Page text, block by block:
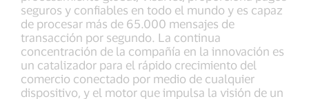
seguros y confiables en todo el mundo y es capaz
de procesar más de 65.000 mensajes de
transacción por segundo. La continua
concentración de la compañía en la innovación es
un catalizador para el rápido crecimiento del
comercio conectado por medio de cualquier
dispositivo, y el motor que impulsa la visión de un